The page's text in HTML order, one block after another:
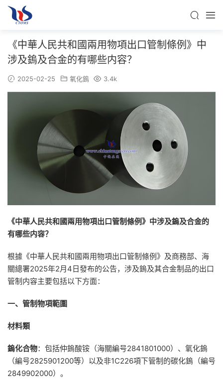
《中華人民共和國兩用物項出口管制條例》中
涉及鎢及合金的有哪些内容？
2025-02-25 氧化鎢 3.4k
《中華人民共和國兩用物項出口管制條例》中涉及鎢及合金的
有哪些内容？
根據《中華人民共和國兩用物項出口管制條例》及商務部、海
關總署2025年2月4日發布的公告，涉及鎢及其合金制品的出口
管制内容主要包括以下方面：
一、管制物項範圍
材料類
鎢化合物：包括仲鎢酸铵（海關編号2841801000）、氧化鎢
（編号2825901200等）以及非1C226項下管制的碳化鎢（編号
2849902000）。